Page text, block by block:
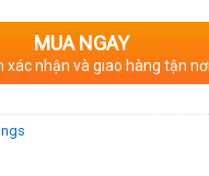
MUA NGAY
xác nhận và giao hàng tận nơi